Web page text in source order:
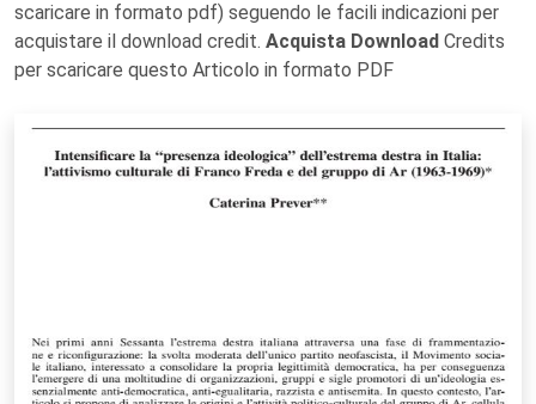
scaricare in formato pdf) seguendo le facili indicazioni per
acquistare il download credit. Acquista Download Credits
per scaricare questo Articolo in formato PDF